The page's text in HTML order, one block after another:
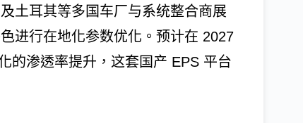
土耳其等多国车厂与系统整合商展
进行在地化参数优化。预计在 2027
的渗透率提升，这套国产 EPS 平台